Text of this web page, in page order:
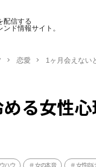
配信する
ド情報サイト。
恋愛 1ヶ月会えない
る女性
ハウ 女の本音 女性向